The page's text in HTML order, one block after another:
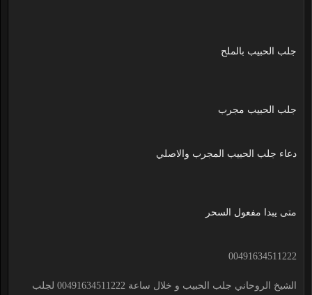
جلب الحبيب بالملح
جلب الحبيب مجرب
دعاء جلب الحبيب المجرب والاصلي
متى يبدا مفعول السحر
00491634511222
الشيخ الروحاني جلب الحبيب و خلال ساعة 00491634511222 لجلب